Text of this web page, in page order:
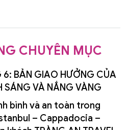
CHUYÊN MỤC
6: BẢN GIAO HƯỞNG CỦA
SÁNG VÀ NẮNG VÀNG
bình và an toàn trong
– Cappadocia –